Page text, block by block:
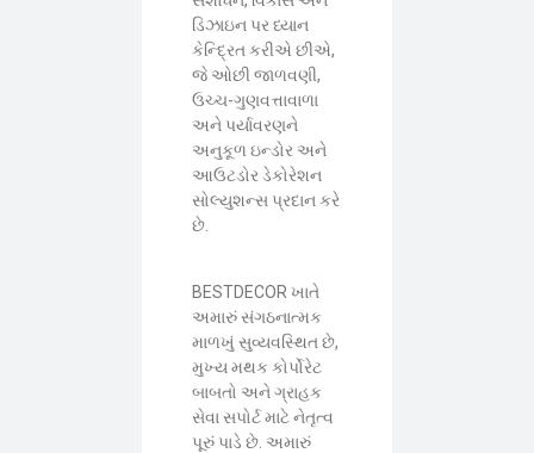
ડિઝાઇન પર ધ્યાન
કેન્દ્રિત કરીએ છીએ,
જે ઓછી જાળવણી,
ઉચ્ચ-ગુણવત્તાવાળા
અને પર્યાવરણને
અનુકૂળ ઇન્ડોર અને
આઉટડોર ડેકોરેશન
સોલ્યુશન્સ પ્રદાન કરે
છે.
BESTDECOR ખાતે
અમારું સંગઠનાત્મક
માળખું સુવ્યવસ્થિત છે,
મુખ્ય મથક કોર્પોરેટ
બાબતો અને ગ્રાહક
સેવા સપોર્ટ માટે નેતૃત્વ
પૂરું પાડે છે. અમારું